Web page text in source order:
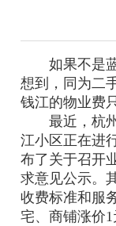
如果不是蓝
想到，同为二
钱江的物业费
最近，杭州
江小区正在进
布了关于召开
求意见公示。
收费标准和服
宅、商铺涨价1